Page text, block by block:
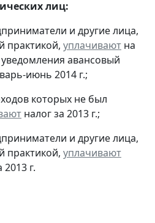
лиц:
и другие лица,
практикой, уплачивают на
авансовый
июнь 2014 г.;
которых не был
налог за 2013 г.;
и другие лица,
практикой, уплачивают
г.